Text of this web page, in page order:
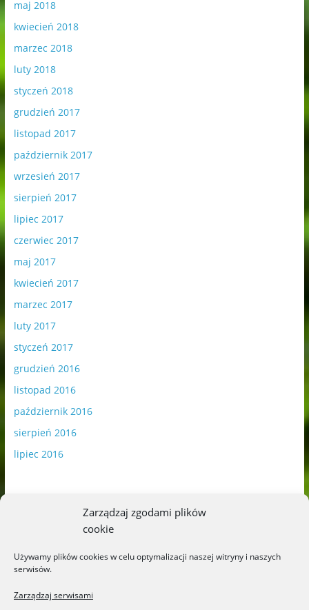
Zarządzaj zgodami plików
cookie
Używamy plików cookies w celu optymalizacji naszej witryny i naszych
serwisów.
Zarządzaj serwisami
maj 2018
kwiecień 2018
marzec 2018
luty 2018
styczeń 2018
grudzień 2017
listopad 2017
październik 2017
wrzesień 2017
sierpień 2017
lipiec 2017
czerwiec 2017
maj 2017
kwiecień 2017
marzec 2017
luty 2017
styczeń 2017
grudzień 2016
listopad 2016
październik 2016
sierpień 2016
lipiec 2016